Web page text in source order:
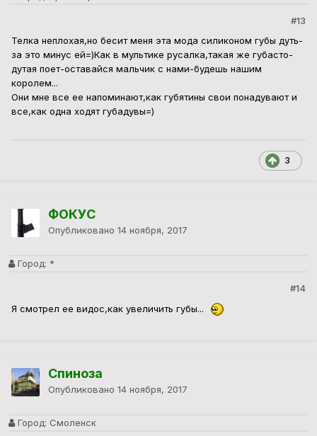
#13
Телка неплохая,но бесит меня эта мода силиконом губы дуть-
за это минус ей=)Как в мультике русалка,такая же губасто-
дутая поет-оставайся мальчик с нами-будешь нашим
королем...
Они мне все ее напоминают,как губятины свои понадувают и
все,как одна ходят губадувы=)
3
ФОКУС
Опубликовано 14 ноября, 2017
Город: *
#14
Я смотрел ее видос,как увеличить губы...
Спиноза
Опубликовано 14 ноября, 2017
Город: Смоленск